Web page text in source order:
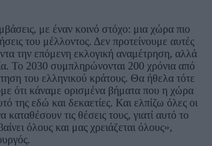
με έναν κοινό στόχο: μια χώρα πιο
του μέλλοντος. Δεν προτείνουμε αυτές
την επόμενη εκλογική αναμέτρηση, αλλά
Το 2030 συμπληρώνονται 200 χρόνια από
του ελληνικού κράτους. Θα ήθελα τότε
ότι κάναμε ορισμένα βήματα που η χώρα
της εδώ και δεκαετίες. Και ελπίζω όλες οι
καταθέσουν τις θέσεις τους, γιατί αυτό το
όλους και μας χρειάζεται όλους»,